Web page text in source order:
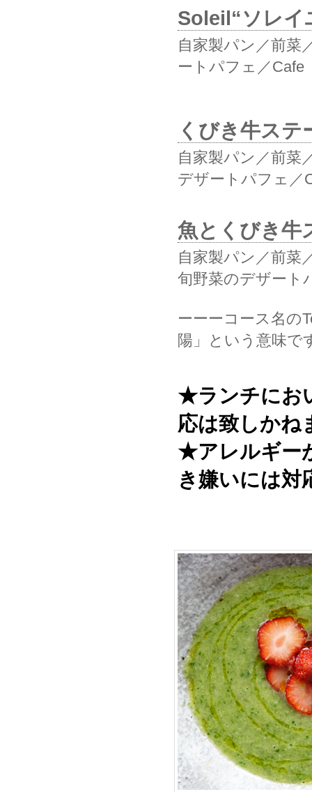
Soleil“ソレ
自家製パン／前菜
ートパフェ／Cafe
くびき牛ス
自家製パン／前菜
デザートパフェ／
魚とくびき
自家製パン／前菜
旬野菜のデザート
ーーーコース名の
陽」という意味で
★ランチにお
応は致しかね
★アレルギー
き嫌いには対